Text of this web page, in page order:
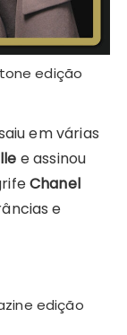
edição
em várias
e assinou
Chanel
e
edição